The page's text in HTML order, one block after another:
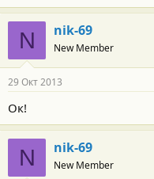
N nik-69
New Member
29 Окт 2013
Ок!
N nik-69
New Member